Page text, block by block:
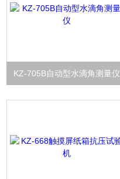
KZ-705B自动型水滴角测量仪